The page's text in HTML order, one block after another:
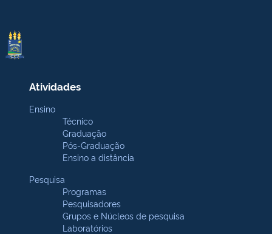
Atividades
Ensino
Técnico
Graduação
Pós-Graduação
Ensino a distância
Pesquisa
Programas
Pesquisadores
Grupos e Núcleos de pesquisa
Laboratórios